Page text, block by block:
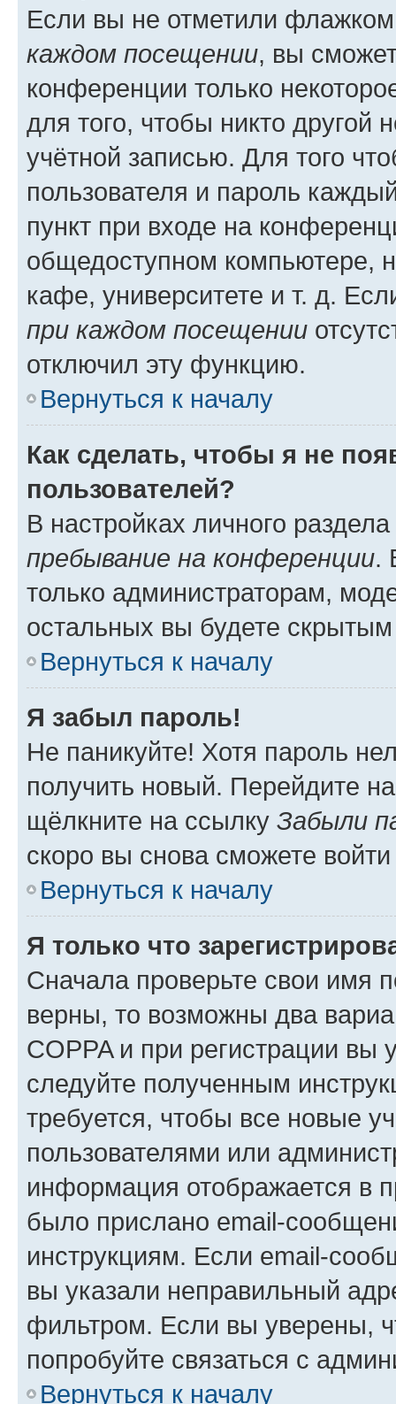
Если вы не отметили
каждом посещении, вы
конференции только
для того, чтобы никто другой
учётной записью. Для того
пользователя и пароль
пункт при входе на
общедоступном компьютере,
кафе, университете и т. д.
при каждом посещении
отключил эту функцию.
Вернуться к началу
Как сделать, чтобы я не
пользователей?
В настройках личного
пребывание на конференции.
только администраторам,
остальных вы будете
Вернуться к началу
Я забыл пароль!
Не паникуйте! Хотя пароль
получить новый. Перейдите
щёлкните на ссылку Забыли
скоро вы снова сможете
Вернуться к началу
Я только что
Сначала проверьте свои имя
верны, то возможны два
COPPA и при регистрации вы
следуйте полученным
требуется, чтобы все новые
пользователями или
информация отображается в
было прислано email-
инструкциям. Если email-
вы указали неправильный
фильтром. Если вы уверены,
попробуйте связаться с
Вернуться к началу